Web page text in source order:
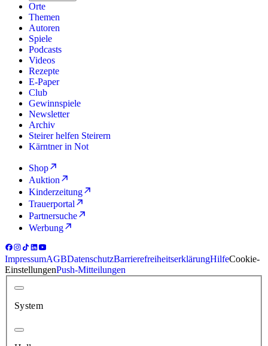
Orte
Themen
Autoren
Spiele
Podcasts
Videos
Rezepte
E-Paper
Club
Gewinnspiele
Newsletter
Archiv
Steirer helfen Steirern
Kärntner in Not
Shop
Auktion
Kinderzeitung
Trauerportal
Partnersuche
Werbung
ImpressumAGBDatenschutzBarrierefreiheitserklärungHilfeCookie-
EinstellungenPush-Mitteilungen
System